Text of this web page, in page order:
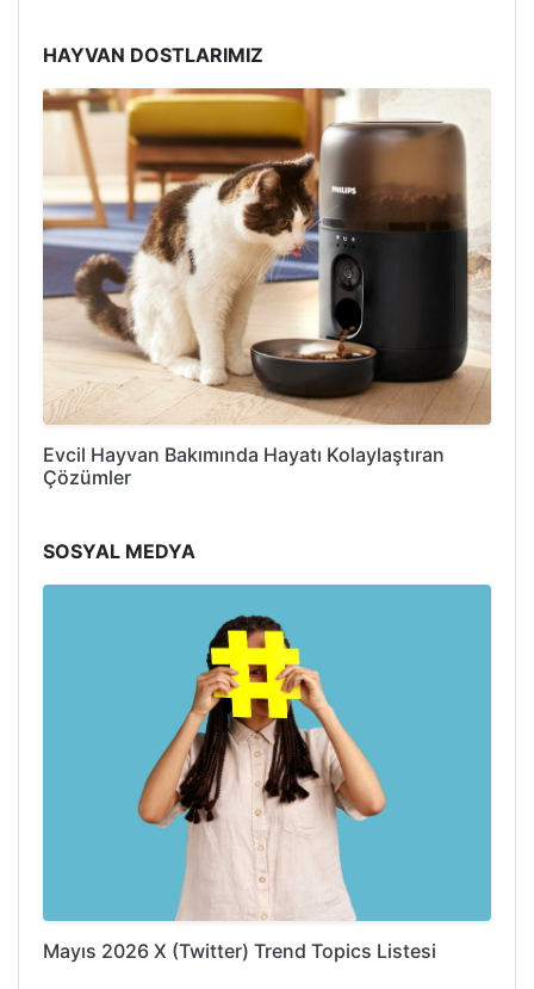
HAYVAN DOSTLARIMIZ
Evcil Hayvan Bakımında Hayatı Kolaylaştıran
Çözümler
SOSYAL MEDYA
Mayıs 2026 X (Twitter) Trend Topics Listesi